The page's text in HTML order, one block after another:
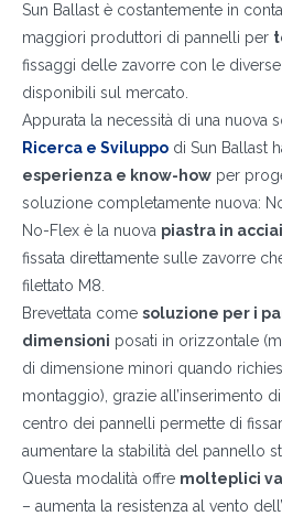
Sun Ballast è costantemente in
maggiori produttori di pannelli per
fissaggi delle zavorre con le
disponibili sul mercato.
Appurata la necessità di una nuova
Ricerca e Sviluppo di Sun Ballast
esperienza e know-how per
soluzione completamente nuova:
No-Flex è la nuova piastra in
fissata direttamente sulle zavorre
filettato M8.
Brevettata come soluzione per i
dimensioni posati in orizzontale
di dimensione minori quando
montaggio), grazie all’inserimento
centro dei pannelli permette di
aumentare la stabilità del pannello
Questa modalità offre molteplici
– aumenta la resistenza al vento